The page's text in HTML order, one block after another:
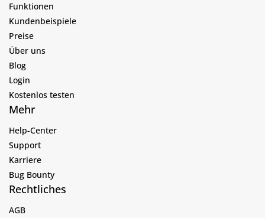
Funktionen
Kundenbeispiele
Preise
Über uns
Blog
Login
Kostenlos testen
Mehr
Help-Center
Support
Karriere
Bug Bounty
Rechtliches
AGB